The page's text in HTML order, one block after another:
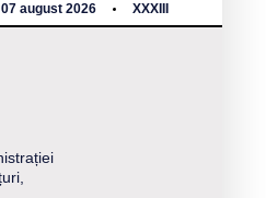
august 2026 XXXIII